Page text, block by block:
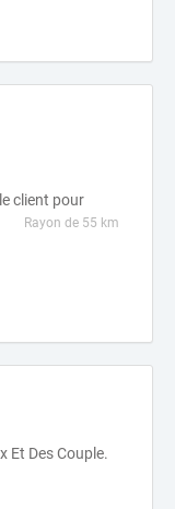
client pour
Rayon de 55 km
Et Des Couple.